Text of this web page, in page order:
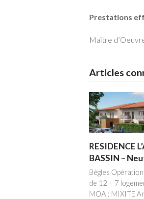
Prestations
Maître
Articles
RESIDENCE
BASSIN –
Bègles
de 12 + 7
MOA : MIXITE